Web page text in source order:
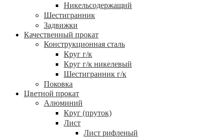
Никельсодержащий
Шестигранник
Задвижки
Качественный прокат
Конструкционная сталь
Круг г/к
Круг г/к никелевый
Шестигранник г/к
Поковка
Цветной прокат
Алюминий
Круг (пруток)
Лист
Лист рифленый